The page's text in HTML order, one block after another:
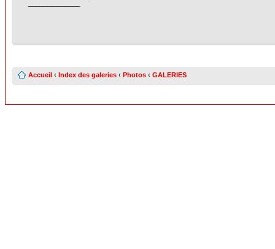
Accueil ‹ Index des galeries ‹ Photos ‹ GALERIES